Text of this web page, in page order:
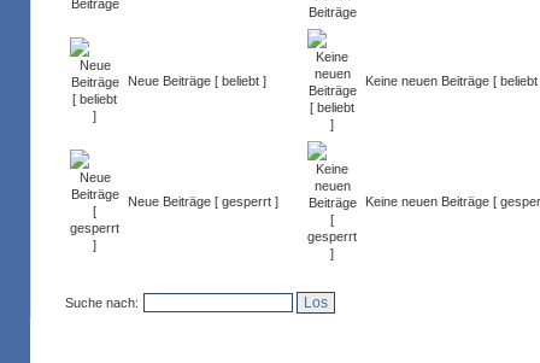
Neue Beiträge [ beliebt ] Keine neuen Beiträge [ beliebt
Neue Beiträge [ gesperrt ] Keine neuen Beiträge [
Suche nach: